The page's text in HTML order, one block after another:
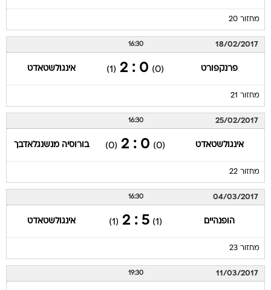
מחזור 20
18/02/2017
16:30
פרנקפורט (0)
0 : 2
(1) אינגולשטאדט
מחזור 21
25/02/2017
16:30
אינגולשטאדט (0)
0 : 2
(0) בורוסיה מנשנגלאדבך
מחזור 22
04/03/2017
16:30
הופנהיים (1)
5 : 2
(1) אינגולשטאדט
מחזור 23
11/03/2017
19:30